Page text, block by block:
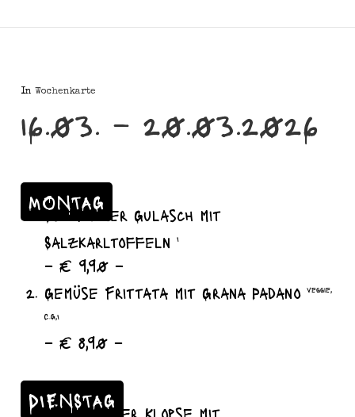
In Wochenkarte
16.03. – 20.03.2026
MONTAG
Szegediner Gulasch mit
Salzkarltoffeln
I
– € 9,90 –
Gemüse Frittata mit Grana Padano veggie,
C.G,I
– € 8,90 –
DIENSTAG
Königsberger Klopse mit